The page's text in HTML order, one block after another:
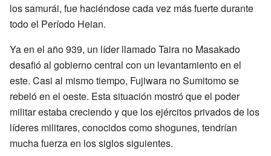
los samurái, fue haciéndose cada vez más fuerte durante
todo el Período Heian.
Ya en el año 939, un líder llamado Taira no Masakado
desafió al gobierno central con un levantamiento en el
este. Casi al mismo tiempo, Fujiwara no Sumitomo se
rebeló en el oeste. Esta situación mostró que el poder
militar estaba creciendo y que los ejércitos privados de los
líderes militares, conocidos como shogunes, tendrían
mucha fuerza en los siglos siguientes.